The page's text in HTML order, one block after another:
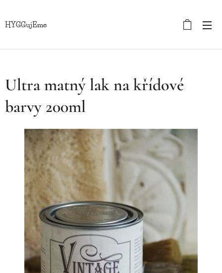
HYGGujEme
Ultra matný lak na křídové
barvy 200ml